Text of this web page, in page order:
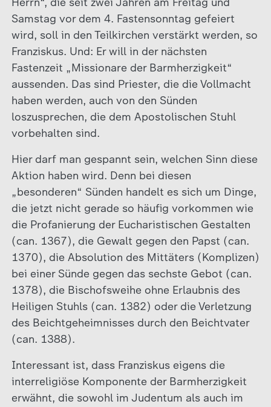
Samstag vor dem 4. Fastensonntag gefeiert
wird, soll in den Teilkirchen verstärkt werden, so
Franziskus. Und: Er will in der nächsten
Fastenzeit „Missionare der Barmherzigkeit“
aussenden. Das sind Priester, die die Vollmacht
haben werden, auch von den Sünden
loszusprechen, die dem Apostolischen Stuhl
vorbehalten sind.
Hier darf man gespannt sein, welchen Sinn diese
Aktion haben wird. Denn bei diesen
„besonderen“ Sünden handelt es sich um Dinge,
die jetzt nicht gerade so häufig vorkommen wie
die Profanierung der Eucharistischen Gestalten
(can. 1367), die Gewalt gegen den Papst (can.
1370), die Absolution des Mittäters (Komplizen)
bei einer Sünde gegen das sechste Gebot (can.
1378), die Bischofsweihe ohne Erlaubnis des
Heiligen Stuhls (can. 1382) oder die Verletzung
des Beichtgeheimnisses durch den Beichtvater
(can. 1388).
Interessant ist, dass Franziskus eigens die
interreligiöse Komponente der Barmherzigkeit
erwähnt, die sowohl im Judentum als auch im